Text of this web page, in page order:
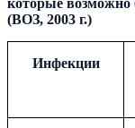
которые возможно
(ВОЗ, 2003 г.)
Инфекции